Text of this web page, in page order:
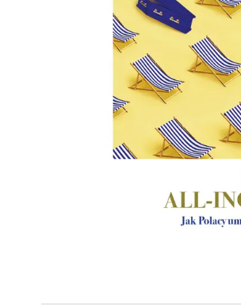
Powiększony kursor
Pomoc w czytaniu